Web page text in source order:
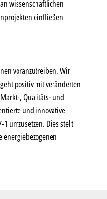
wissenschaftlichen
einfließen
voranzutreiben. Wir
positiv mit veränderten
, Qualitäts- und
und innovative
umzusetzen. Dies stellt
energiebezogenen